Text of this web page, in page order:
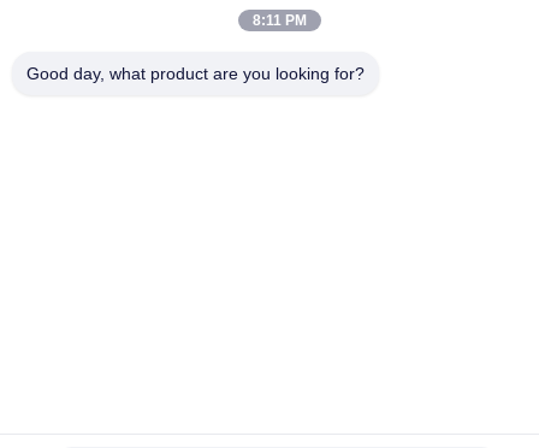
08:00-18:00
8:11 PM
Good day, what product are you looking for?